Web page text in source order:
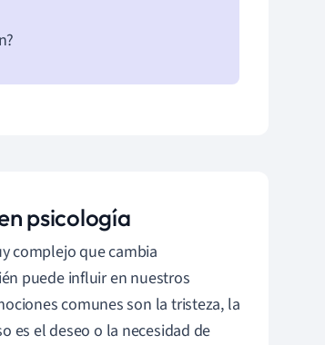
psicología
complejo que cambia
puede influir en nuestros
comunes son la tristeza, la
es el deseo o la necesidad de